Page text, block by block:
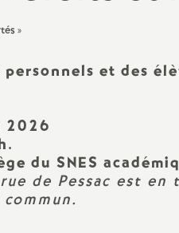
et des
2026
du SNES
de Pessac est